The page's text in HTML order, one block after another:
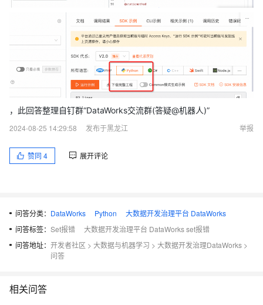
，此回答整理自钉群“DataWorks交流群(答疑@机器人)”
2024-08-25 14:29:58
发布于黑龙江 举报
赞同 4 展开评论
问答分类： DataWorks Python
大数据开发治理平台 DataWorks
问答标签： Set报错
大数据开发治理平台 DataWorks set报错
问答地址： 开发者社区 > 大数据与机器学习 > 大数据开发治理DataWorks >
问答
相关问答